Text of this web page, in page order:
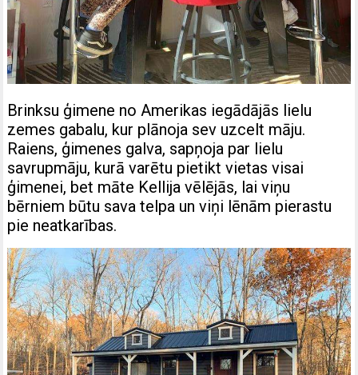
Brinksu ģimene no Amerikas iegādājās lielu
zemes gabalu, kur plānoja sev uzcelt māju.
Raiens, ģimenes galva, sapņoja par lielu
savrupmāju, kurā varētu pietikt vietas visai
ģimenei, bet māte Kellija vēlējās, lai viņu
bērniem būtu sava telpa un viņi lēnām pierastu
pie neatkarības.